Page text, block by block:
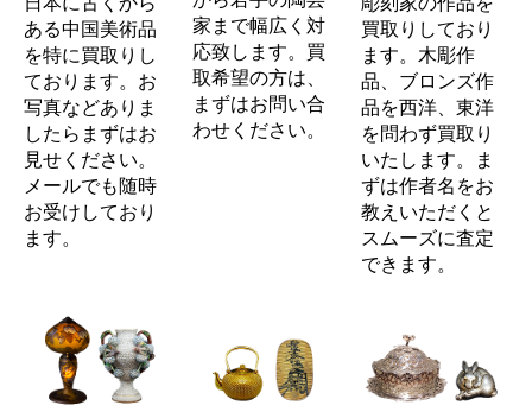
ある中国美術品
を特に買取りし
ております。お
写真などありま
したらまずはお
見せください。
メールでも随時
お受けしており
ます。
家まで幅広く対
応致します。買
取希望の方は、
まずはお問い合
わせください。
買取りしており
ます。木彫作
品、ブロンズ作
品を西洋、東洋
を問わず買取り
いたします。ま
ずは作者名をお
教えいただくと
スムーズに査定
できます。